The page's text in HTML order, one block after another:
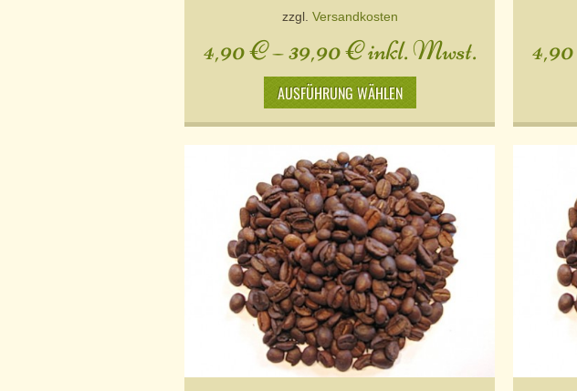
zzgl. Versandkosten
4,90€–39,90€inkl. Mwst.
AUSFÜHRUNG WÄHLEN
4,90